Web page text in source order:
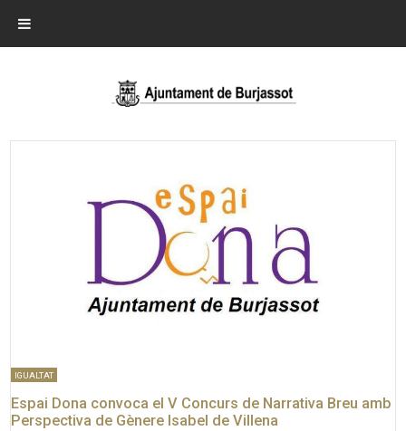
IGUALTAT
Espai Dona convoca el V Concurs de Narrativa Breu amb
Perspectiva de Gènere Isabel de Villena